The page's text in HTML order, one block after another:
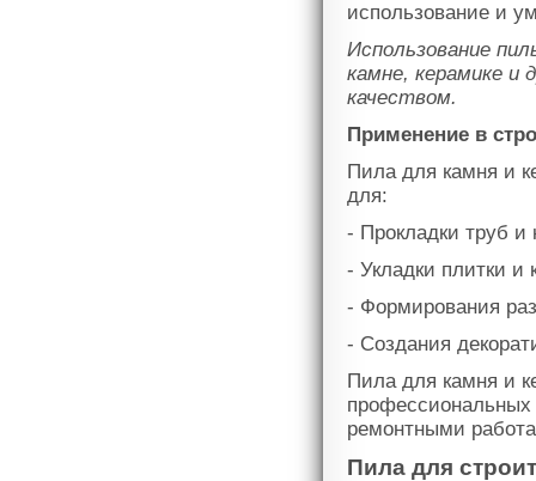
использование и
Использование
камне, керамике и
качеством.
Применение в
Пила для камня и
для:
- Прокладки труб и
- Укладки плитки и
- Формирования
- Создания
Пила для камня и
ремонтными
Пила для